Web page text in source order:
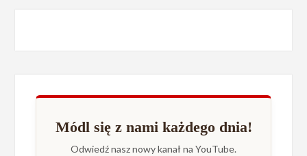
Módl się z nami każdego dnia!
Odwiedź nasz nowy kanał na YouTube.